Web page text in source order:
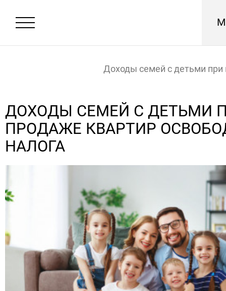
Доходы семей с детьми при
ДОХОДЫ СЕМЕЙ С ДЕТЬМИ
ПРОДАЖЕ КВАРТИР
НАЛОГА